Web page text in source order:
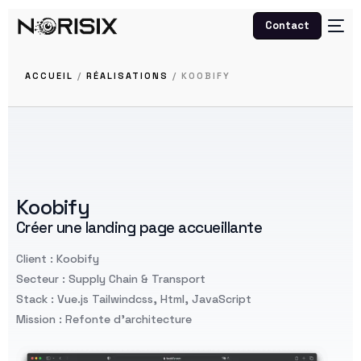
Contact
ACCUEIL / RÉALISATIONS / KOOBIFY
Koobify
Créer une landing page accueillante
Client : Koobify
Secteur : Supply Chain & Transport
Stack : Vue.js Tailwindcss, Html, JavaScript
Mission : Refonte d’architecture